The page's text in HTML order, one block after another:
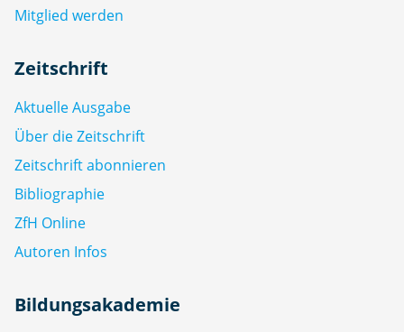
Mitglied werden
Zeitschrift
Aktuelle Ausgabe
Über die Zeitschrift
Zeitschrift abonnieren
Bibliographie
ZfH Online
Autoren Infos
Bildungsakademie